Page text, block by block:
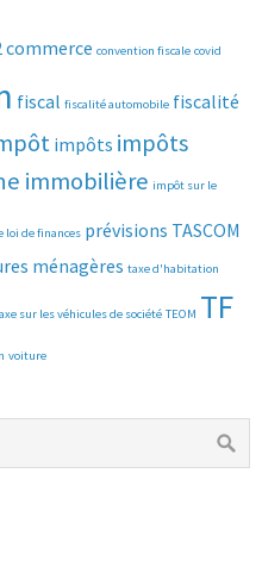
commerce convention fiscale covid
fiscal fiscalité automobile fiscalité
impôts impôts
immobilière impôt sur le
loi de finances prévisions TASCOM
ménagères taxe d'habitation
sur les véhicules de société TEOM TF
voiture